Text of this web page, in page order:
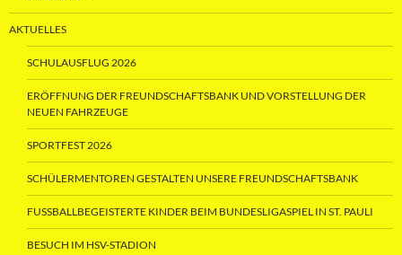
AKTUELLES
SCHULAUSFLUG 2026
ERÖFFNUNG DER FREUNDSCHAFTSBANK UND VORSTELLUNG DER
NEUEN FAHRZEUGE
SPORTFEST 2026
SCHÜLERMENTOREN GESTALTEN UNSERE FREUNDSCHAFTSBANK
FUSSBALLBEGEISTERTE KINDER BEIM BUNDESLIGASPIEL IN ST. PAULI
BESUCH IM HSV-STADION